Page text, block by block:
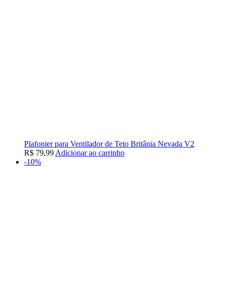
Plafonier para Ventilador de Teto Britânia Nevada V2
R$ 79,99Adicionar ao carrinho
-10%